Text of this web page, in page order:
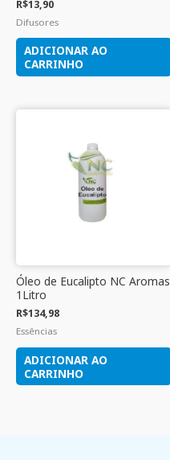
R$13,90
Difusores
ADICIONAR AO
CARRINHO
Óleo de Eucalipto NC Aromas
1Litro
R$134,98
Essências
ADICIONAR AO
CARRINHO